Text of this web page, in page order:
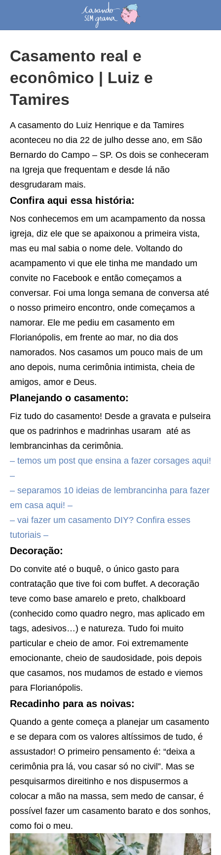
Casamento real e
econômico | Luiz e
Tamires
A casamento do Luiz Henrique e da Tamires
aconteceu no dia 22 de julho desse ano, em São
Bernardo do Campo – SP. Os dois se conheceram
na Igreja que frequentam e desde lá não
desgrudaram mais.
Confira aqui essa história:
Nos conhecemos em um acampamento da nossa
igreja, diz ele que se apaixonou a primeira vista,
mas eu mal sabia o nome dele. Voltando do
acampamento vi que ele tinha me mandado um
convite no Facebook e então começamos a
conversar. Foi uma longa semana de conversa até
o nosso primeiro encontro, onde começamos a
namorar. Ele me pediu em casamento em
Florianópolis, em frente ao mar, no dia dos
namorados. Nos casamos um pouco mais de um
ano depois, numa cerimônia intimista, cheia de
amigos, amor e Deus.
Planejando o casamento:
Fiz tudo do casamento! Desde a gravata e pulseira
que os padrinhos e madrinhas usaram até as
lembrancinhas da cerimônia.
– temos um post que ensina a fazer corsages aqui!
–
– separamos 10 ideias de lembrancinha para fazer
em casa aqui! –
– vai fazer um casamento DIY? Confira esses
tutoriais –
Decoração:
Do convite até o buquê, o único gasto para
contratação que tive foi com buffet. A decoração
teve como base amarelo e preto, chalkboard
(conhecido como quadro negro, mas aplicado em
tags, adesivos…) e natureza. Tudo foi muito
particular e cheio de amor. Foi extremamente
emocionante, cheio de saudosidade, pois depois
que casamos, nos mudamos de estado e viemos
para Florianópolis.
Recadinho para as noivas:
Quando a gente começa a planejar um casamento
e se depara com os valores altíssimos de tudo, é
assustador! O primeiro pensamento é: “deixa a
cerimônia pra lá, vou casar só no civil”. Mas se
pesquisarmos direitinho e nos dispusermos a
colocar a mão na massa, sem medo de cansar, é
possível fazer um casamento barato e dos sonhos,
como foi o meu.